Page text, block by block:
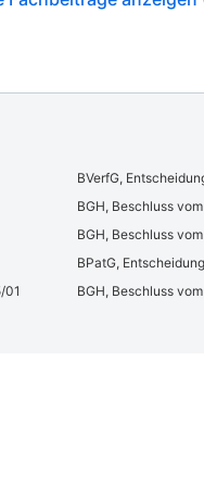
01
BVerfG,
BGH, Beschluss
BGH, Beschluss
BPatG,
BGH, Beschluss